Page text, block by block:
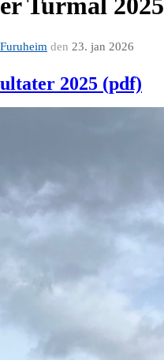
den 23. jan 2026
2025 (pdf)